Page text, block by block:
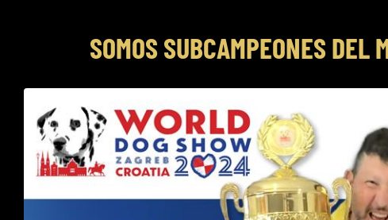
SOMOS SUBCAMPEONES DEL